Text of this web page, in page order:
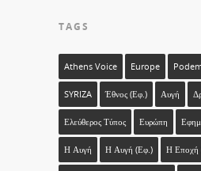
TAGS
Athens Voice Europe
SYRIZA Έθνος (εφ.) Αυγή
Ελεύθερος Τύπος Ευρώπη
Η Αυγή Η Αυγή (εφ.) Η Εποχή